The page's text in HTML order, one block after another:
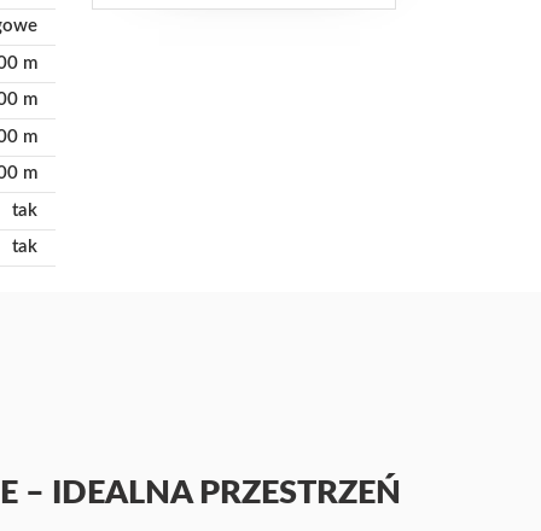
m
m
m
m
tak
tak
IDEALNA PRZESTRZEŃ